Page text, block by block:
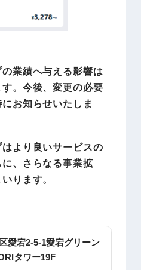
業績へ与える影響は
。今後、変更の必要
お知らせいたしま
より良いサービスの
、さらなる事業拡
ります。
愛宕2-5-1愛宕グリーン
タワー19F